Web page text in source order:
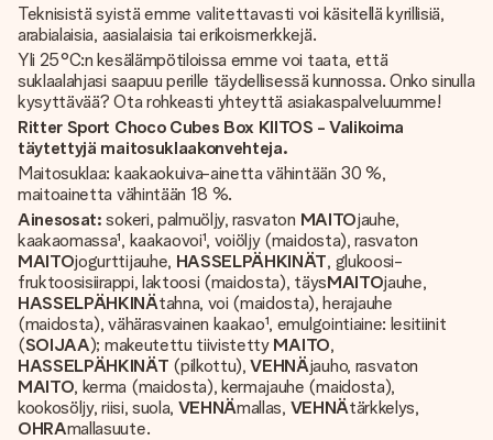
Teknisistä syistä emme valitettavasti voi käsitellä kyrillisiä,
arabialaisia, aasialaisia tai erikoismerkkejä.
Yli 25°C:n kesälämpötiloissa emme voi taata, että
suklaalahjasi saapuu perille täydellisessä kunnossa. Onko sinulla
kysyttävää? Ota rohkeasti yhteyttä asiakaspalveluumme!
Ritter Sport Choco Cubes Box KIITOS - Valikoima
täytettyjä maitosuklaakonvehteja.
Maitosuklaa: kaakaokuiva-ainetta vähintään 30 %,
maitoainetta vähintään 18 %.
Ainesosat: sokeri, palmuöljy, rasvaton MAITOjauhe,
kaakaomassa¹, kaakaovoi¹, voiöljy (maidosta), rasvaton
MAITOjogurttijauhe, HASSELPÄHKINÄT, glukoosi-
fruktoosisiirappi, laktoosi (maidosta), täysMAITOjauhe,
HASSELPÄHKINÄtahna, voi (maidosta), herajauhe
(maidosta), vähärasvainen kaakao¹, emulgointiaine: lesitiinit
(SOIJAA); makeutettu tiivistetty MAITO,
HASSELPÄHKINÄT (pilkottu),VEHNÄjauho, rasvaton
MAITO, kerma (maidosta), kermajauhe (maidosta),
kookosöljy, riisi, suola, VEHNÄmallas, VEHNÄtärkkelys,
OHRAmallasuute.